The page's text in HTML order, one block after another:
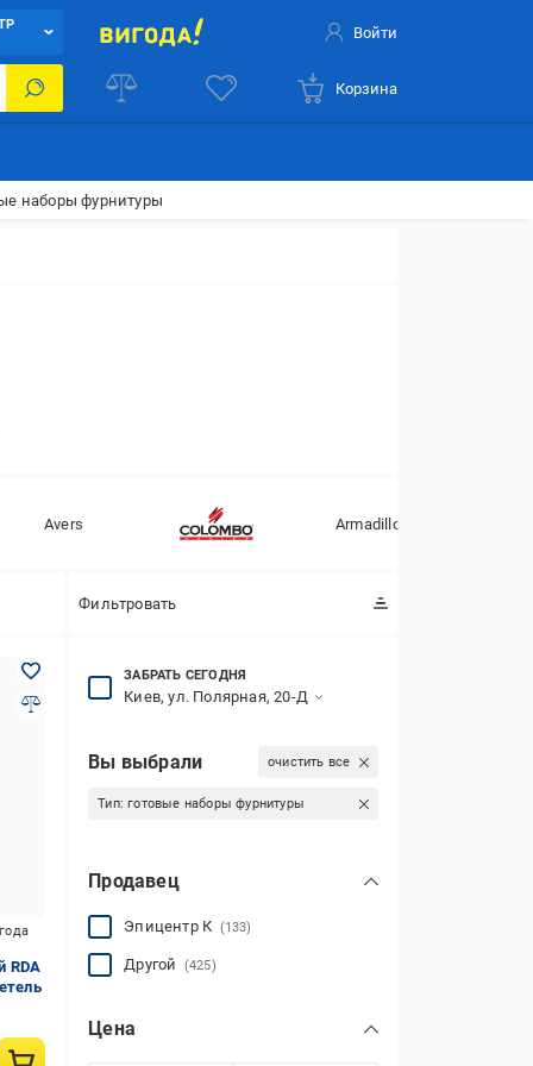
Войти
Корзина
наборы фурнитуры
Avers Armadillo
Фильтровать
RDA
ЗАБРАТЬ СЕГОДНЯ
Киев, ул. Полярная, 20-Д
Вы выбрали очистить все
Тип:готовые наборы фурнитуры
Продавец
Эпицентр К (133)
Другой (425)
Цена